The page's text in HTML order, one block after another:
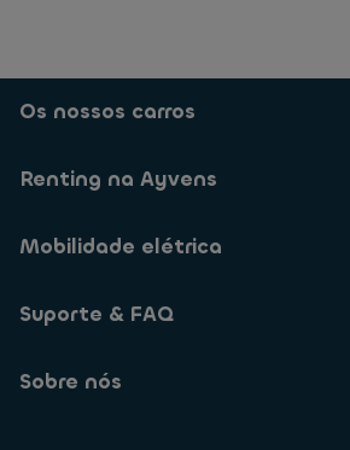
Os nossos carros
Renting na Ayvens
Mobilidade elétrica
Suporte & FAQ
Sobre nós